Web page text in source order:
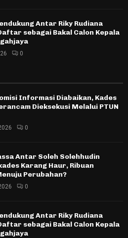
Antar Riky Rudiana
sebagai Bakal Calon Kepala
0
Informasi Diabaikan, Kades
Dieksekusi Melalui PTUN
0
Antar Soleh Solehhudin
Karang Haur, Ribuan
Perubahan?
0
Antar Riky Rudiana
sebagai Bakal Calon Kepala